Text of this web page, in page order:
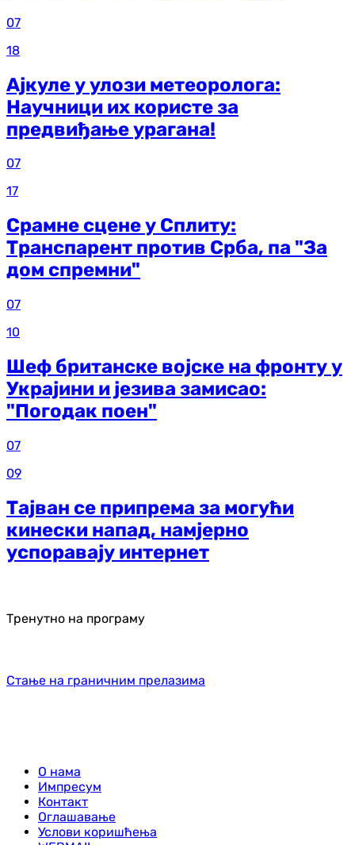
07
18
Ајкуле у улози метеоролога:
Научници их користе за
предвиђање урагана!
07
17
Срамне сцене у Сплиту:
Транспарент против Срба, па "За
дом спремни"
07
10
Шеф британске војске на фронту у
Украјини и језива замисао:
"Погодак поен"
07
09
Тајван се припрема за могући
кинески напад, намјерно
успоравају интернет
Тренутно на програму
Стање на граничним прелазима
О нама
Импресум
Контакт
Оглашавање
Услови коришћења